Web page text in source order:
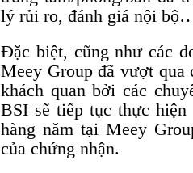
lý rủi ro, đánh giá nội
Đặc biệt, cũng như các
Meey Group đã vượt qua
khách quan bởi các
BSI sẽ tiếp tục thực
hàng năm tại Meey
của chứng nhận.